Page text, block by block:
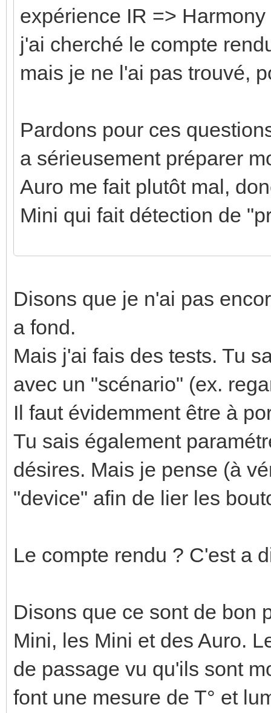
expérience IR =>
j'ai cherché le compte
mais je ne l'ai pas trouvé,
Pardons pour ces
a sérieusement préparer
Auro me fait plutôt mal,
Mini qui fait détection de
Disons que je n'ai pas
a fond.
Mais j'ai fais des tests. Tu
avec un "scénario" (ex.
Il faut évidemment être à
Tu sais également
désires. Mais je pense (à
"device" afin de lier les
Le compte rendu ? C'est a
Disons que ce sont de bon
Mini, les Mini et des Auro.
de passage vu qu'ils sont
font une mesure de T° et